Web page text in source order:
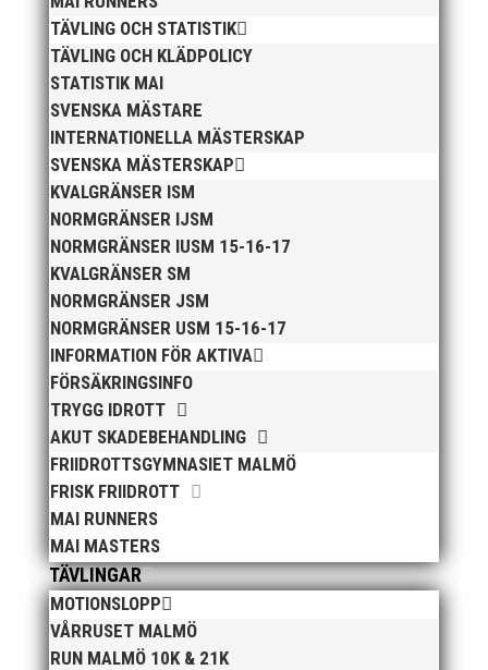
TÄVLING OCH STATISTIK
TÄVLING OCH KLÄDPOLICY
STATISTIK MAI
SVENSKA MÄSTARE
INTERNATIONELLA MÄSTERSKAP
SVENSKA MÄSTERSKAP
KVALGRÄNSER ISM
NORMGRÄNSER IJSM
NORMGRÄNSER IUSM 15-16-17
KVALGRÄNSER SM
NORMGRÄNSER JSM
NORMGRÄNSER USM 15-16-17
INFORMATION FÖR AKTIVA
FÖRSÄKRINGSINFO
TRYGG IDROTT
AKUT SKADEBEHANDLING
FRIIDROTTSGYMNASIET MALMÖ
FRISK FRIIDROTT
MAI RUNNERS
MAI MASTERS
TÄVLINGAR
MOTIONSLOPP
VÅRRUSET MALMÖ
RUN MALMÖ 10K & 21K
Publicerat tidigare
Bilder från Stafett-SM 2026. Foto: Thomas
Leandersson Fler bilder från MAI:s Årsmöte
2026
Anders Hallström, 55, blir ny klubbchef i MAI.
Han börjar sin anställning den 13 april. Anders
har ett brett idrottsintresse och har bland
annat fungerat som tränare inom hockeyn i
Trelleborg och fotbollen i Höllviken tidigare. I
fortsättningen blir det dock friidrott...